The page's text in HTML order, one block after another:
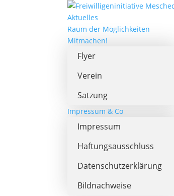
Aktuelles
Raum der Möglichkeiten
Mitmachen!
Flyer
Verein
Satzung
Impressum & Co
Impressum
Haftungsausschluss
Datenschutzerklärung
Bildnachweise